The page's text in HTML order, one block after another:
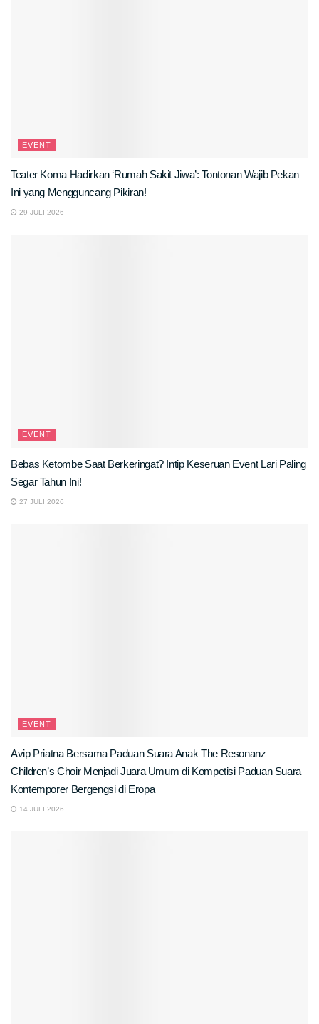
EVENT
Teater Koma Hadirkan ‘Rumah Sakit Jiwa’: Tontonan Wajib Pekan
Ini yang Mengguncang Pikiran!
29 JULI 2026
EVENT
Bebas Ketombe Saat Berkeringat? Intip Keseruan Event Lari Paling
Segar Tahun Ini!
27 JULI 2026
EVENT
Avip Priatna Bersama Paduan Suara Anak The Resonanz
Children’s Choir Menjadi Juara Umum di Kompetisi Paduan Suara
Kontemporer Bergengsi di Eropa
14 JULI 2026